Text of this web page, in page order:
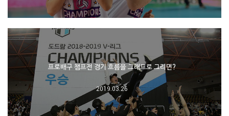
프로배구 챔프전 경기 흐름을 그래프로 그리면?
2019.03.26